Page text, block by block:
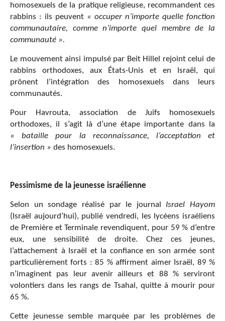
homosexuels de la pratique religieuse, recommandent ces
rabbins : ils peuvent « occuper n’importe quelle fonction
communautaire, comme n’importe quel membre de la
communauté ».
Le mouvement ainsi impulsé par Beit Hillel rejoint celui de
rabbins orthodoxes, aux États-Unis et en Israël, qui
prônent l’intégration des homosexuels dans leurs
communautés.
Pour Havrouta, association de Juifs homosexuels
orthodoxes, il s’agit là d’une étape importante dans la
« bataille pour la reconnaissance, l’acceptation et
l’insertion » des homosexuels.
Pessimisme de la jeunesse israélienne
Selon un sondage réalisé par le journal Israel Hayom
(Israël aujourd’hui), publié vendredi, les lycéens israéliens
de Première et Terminale revendiquent, pour 59 % d’entre
eux, une sensibilité de droite. Chez ces jeunes,
l’attachement à Israël et la confiance en son armée sont
particulièrement forts : 85 % affirment aimer Israël, 89 %
n’imaginent pas leur avenir ailleurs et 88 % serviront
volontiers dans les rangs de Tsahal, quitte à mourir pour
65 %.
Cette jeunesse semble marquée par les problèmes de